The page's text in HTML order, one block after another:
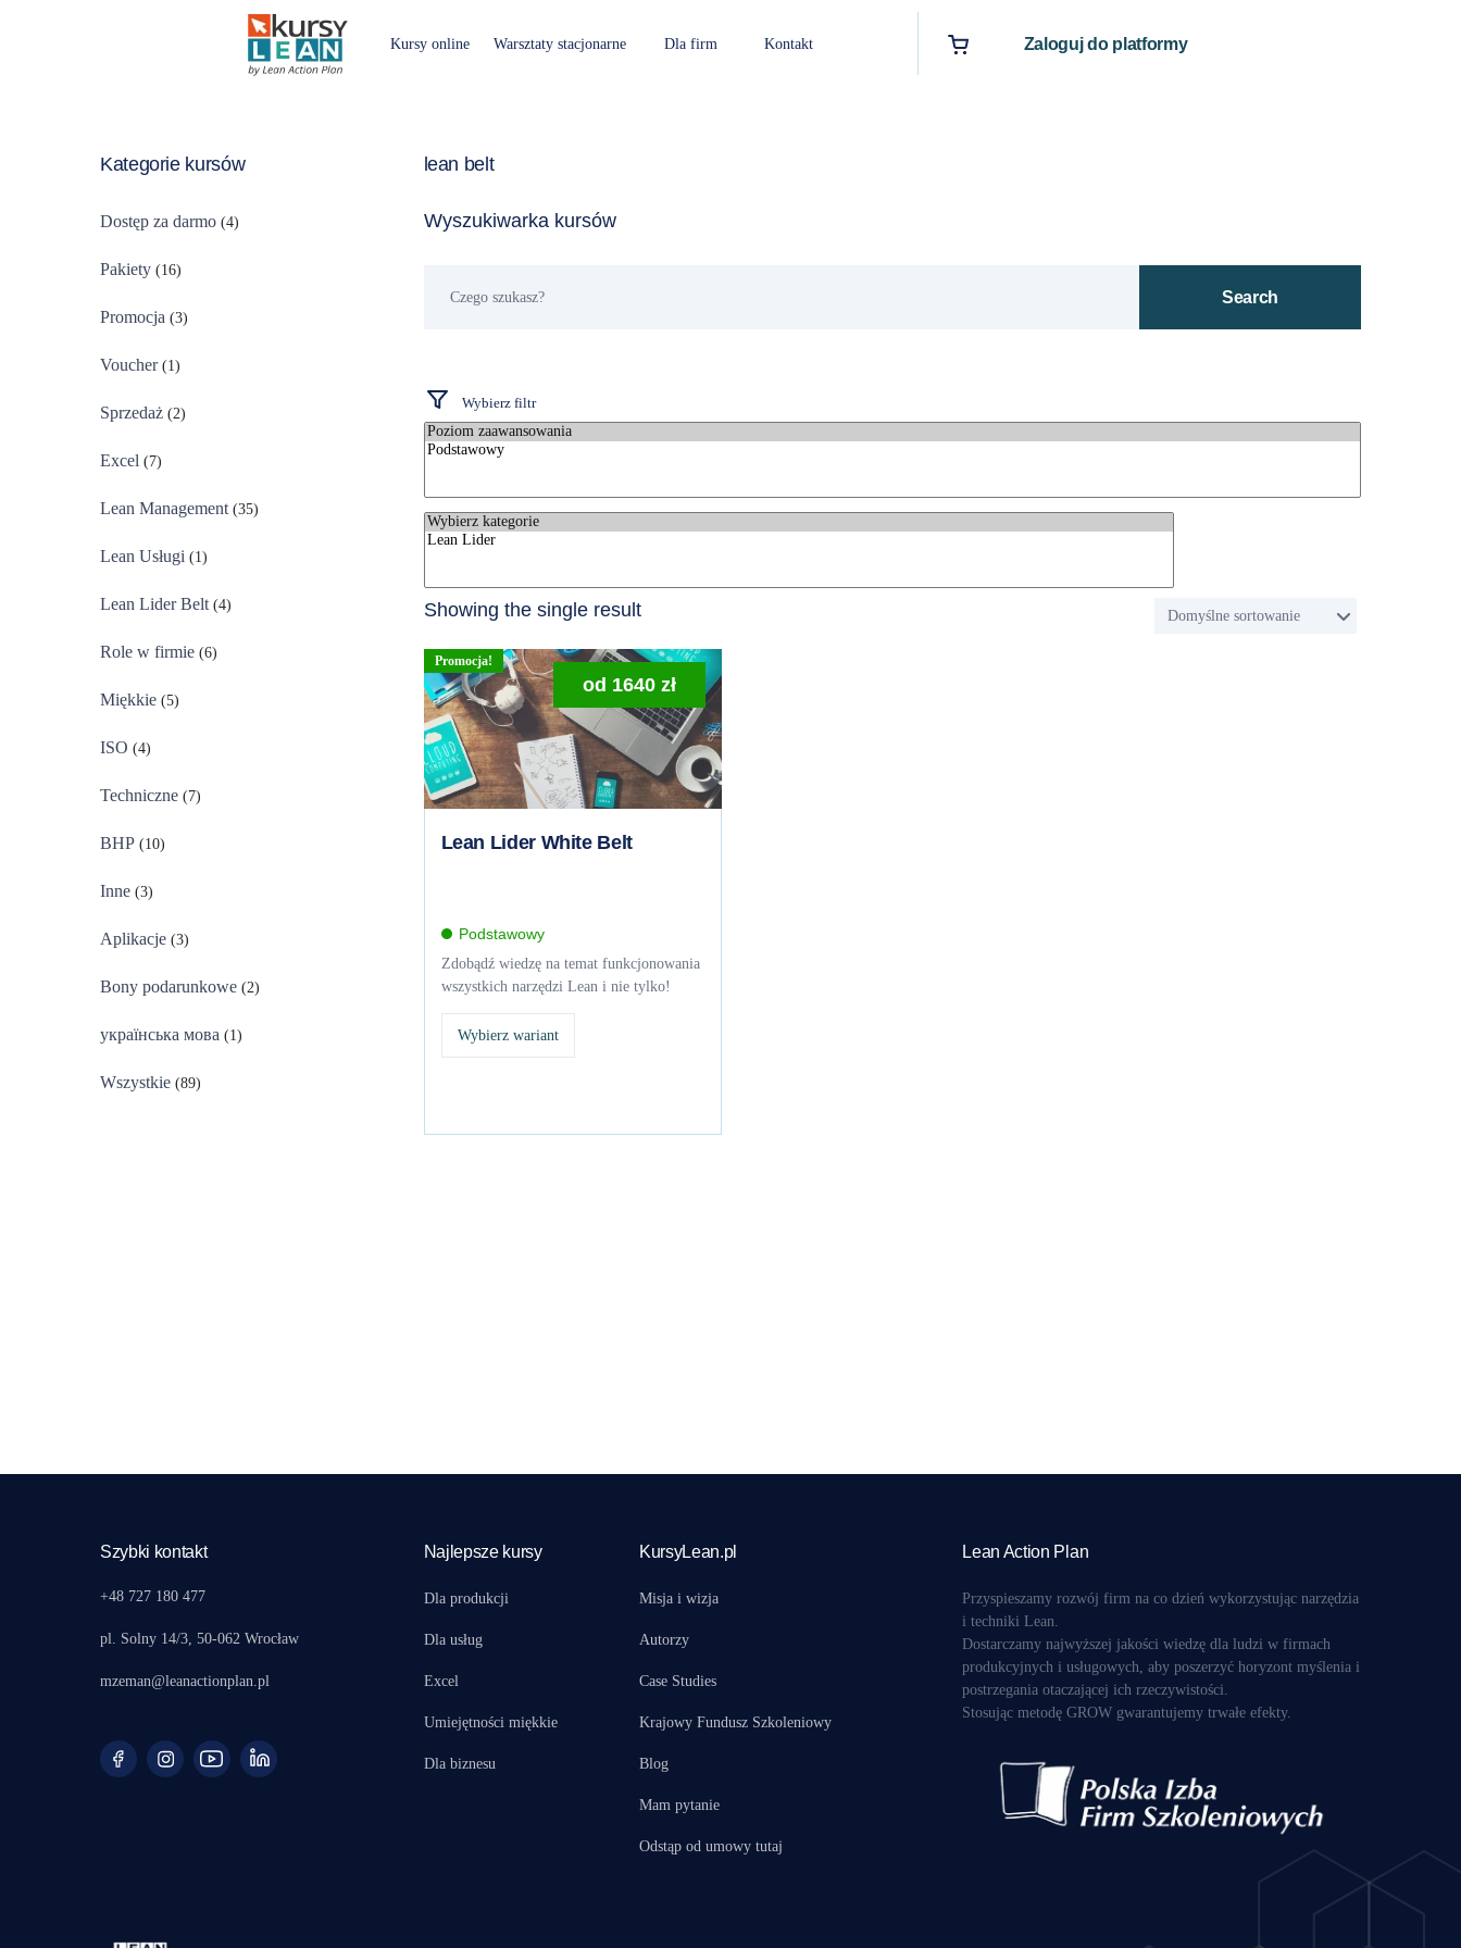
Kursy online Warsztaty stacjonarne Dla firm Kontakt Zaloguj do platformy
Kategorie kursów
Dostęp za darmo (4)
Pakiety (16)
Promocja (3)
Voucher (1)
Sprzedaż (2)
Excel (7)
Lean Management (35)
Lean Usługi (1)
Lean Lider Belt (4)
Role w firmie (6)
Miękkie (5)
ISO (4)
Techniczne (7)
BHP (10)
Inne (3)
Aplikacje (3)
Bony podarunkowe (2)
українська мова (1)
Wszystkie (89)
lean belt
Wyszukiwarka kursów
szukasz?
Search
Wybierz filtr
Showing the single result
Promocja!
od 1640 zł
Lean Lider White Belt
Podstawowy
Zdobądź wiedzę na temat funkcjonowania
wszystkich narzędzi Lean i nie tylko!
Wybierz wariant
Szybki kontakt
+48 727 180 477
pl. Solny 14/3, 50-062 Wrocław
mzeman@leanactionplan.pl
Najlepsze kursy
Dla produkcji
Dla usług
Excel
Umiejętności miękkie
Dla biznesu
KursyLean.pl
Misja i wizja
Autorzy
Case Studies
Krajowy Fundusz Szkoleniowy
Blog
Mam pytanie
Odstąp od umowy tutaj
Lean Action Plan
Przyspieszamy rozwój firm na co dzień wykorzystując narzędzia
i techniki Lean.
Dostarczamy najwyższej jakości wiedzę dla ludzi w firmach
produkcyjnych i usługowych, aby poszerzyć horyzont myślenia i
postrzegania otaczającej ich rzeczywistości.
Stosując metodę GROW gwarantujemy trwałe efekty.